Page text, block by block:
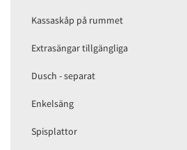
Kassaskåp på rummet
Extrasängar tillgängliga
Dusch - separat
Enkelsäng
Spisplattor